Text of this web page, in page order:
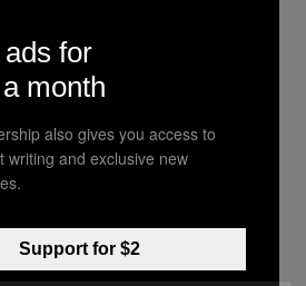
ganharmos uns
for
month
also gives you access to
writing and exclusive new
Support for $2